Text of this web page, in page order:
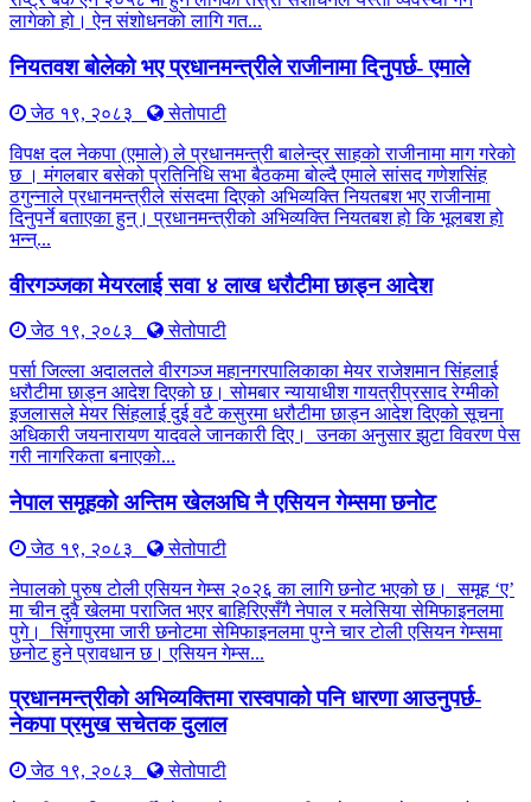
लागेको हो। ऐन संशोधनको लागि गत...
नियतवश बोलेको भए प्रधानमन्त्रीले राजीनामा दिनुपर्छ- एमाले
जेठ १९, २०८३
सेतोपाटी
विपक्ष दल नेकपा (एमाले) ले प्रधानमन्त्री बालेन्द्र साहको राजीनामा माग गरेको
छ । मंगलबार बसेको प्रतिनिधि सभा बैठकमा बोल्दै एमाले सांसद गणेशसिंह
ठगुन्नाले प्रधानमन्त्रीले संसदमा दिएको अभिव्यक्ति नियतबश भए राजीनामा
दिनुपर्ने बताएका हुन्। प्रधानमन्त्रीको अभिव्यक्ति नियतबश हो कि भूलबश हो
भन्न्...
वीरगञ्जका मेयरलाई सवा ४ लाख धरौटीमा छाड्न आदेश
जेठ १९, २०८३
सेतोपाटी
पर्सा जिल्ला अदालतले वीरगञ्ज महानगरपालिकाका मेयर राजेशमान सिंहलाई
धरौटीमा छाड्न आदेश दिएको छ। सोमबार न्यायाधीश गायत्रीप्रसाद रेग्मीको
इजलासले मेयर सिंहलाई दुई वटै कसुरमा धरौटीमा छाड्न आदेश दिएको सूचना
अधिकारी जयनारायण यादवले जानकारी दिए। उनका अनुसार झुटा विवरण पेस
गरी नागरिकता बनाएको...
नेपाल समूहको अन्तिम खेलअघि नै एसियन गेम्समा छनोट
जेठ १९, २०८३
सेतोपाटी
नेपालको पुरुष टोली एसियन गेम्स २०२६ का लागि छनोट भएको छ। समूह ‘ए’
मा चीन दुवै खेलमा पराजित भएर बाहिरिएसँगै नेपाल र मलेसिया सेमिफाइनलमा
पुगे। सिंगापुरमा जारी छनोटमा सेमिफाइनलमा पुग्ने चार टोली एसियन गेम्समा
छनोट हुने प्रावधान छ। एसियन गेम्स...
प्रधानमन्त्रीको अभिव्यक्तिमा रास्वपाको पनि धारणा आउनुपर्छ-
नेकपा प्रमुख सचेतक दुलाल
जेठ १९, २०८३
सेतोपाटी